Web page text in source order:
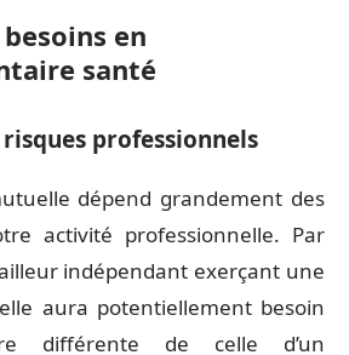
en
santé
professionnels
dépend grandement des
activité professionnelle. Par
indépendant exerçant une
aura potentiellement besoin
différente de celle d’un